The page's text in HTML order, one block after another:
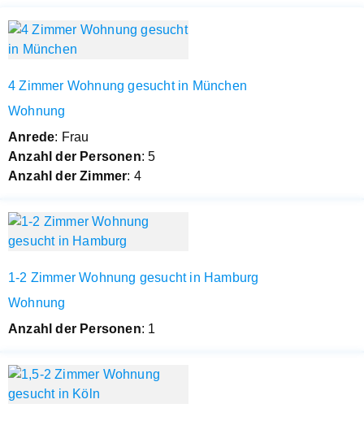
4 Zimmer Wohnung gesucht in München
Wohnung
Anrede: Frau
Anzahl der Personen: 5
Anzahl der Zimmer: 4
1-2 Zimmer Wohnung gesucht in Hamburg
Wohnung
Anzahl der Personen: 1